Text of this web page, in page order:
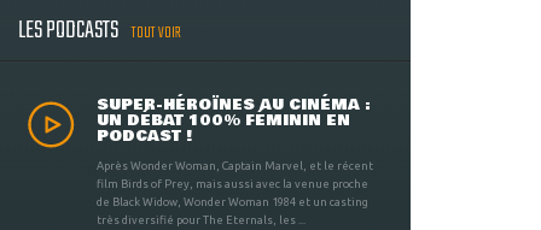
LES PODCASTS TOUT VOIR
SUPER-HÉROÏNES AU CINÉMA :
UN DÉBAT 100% FÉMININ EN
PODCAST !
Après Wonder Woman, Captain Marvel, et le récent
film Birds of Prey, mais aussi avec la venue proche
de Black Widow, Wonder Woman 1984 et un casting
très diversifié pour The Eternals, les ...